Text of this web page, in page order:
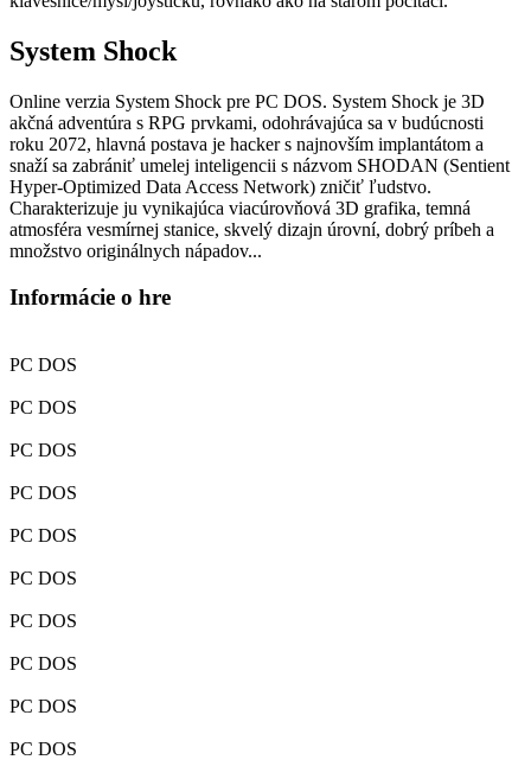
System Shock
Online verzia System Shock pre PC DOS. System Shock je 3D
akčná adventúra s RPG prvkami, odohrávajúca sa v budúcnosti
roku 2072, hlavná postava je hacker s najnovším implantátom a
snaží sa zabrániť umelej inteligencii s názvom SHODAN (Sentient
Hyper-Optimized Data Access Network) zničiť ľudstvo.
Charakterizuje ju vynikajúca viacúrovňová 3D grafika, temná
atmosféra vesmírnej stanice, skvelý dizajn úrovní, dobrý príbeh a
množstvo originálnych nápadov...
Informácie o hre
PC DOS
PC DOS
PC DOS
PC DOS
PC DOS
PC DOS
PC DOS
PC DOS
PC DOS
PC DOS